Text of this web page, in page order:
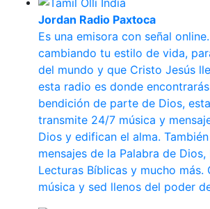
Jordan Radio Paxtoca
Es una emisora con señal
cambiando tu estilo de vida,
del mundo y que Cristo Jesús
esta radio es donde
bendición de parte de Dios,
transmite 24/7 música y
Dios y edifican el alma.
mensajes de la Palabra de Dios,
Lecturas Bíblicas y mucho más.
música y sed llenos del poder